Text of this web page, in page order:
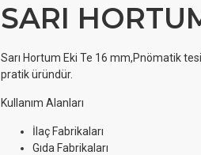
SARI
Sarı Hortum Eki Te 16 mm,Pnömatik
pratik üründür.
Kullanım Alanları
İlaç Fabrikaları
Gıda Fabrikaları